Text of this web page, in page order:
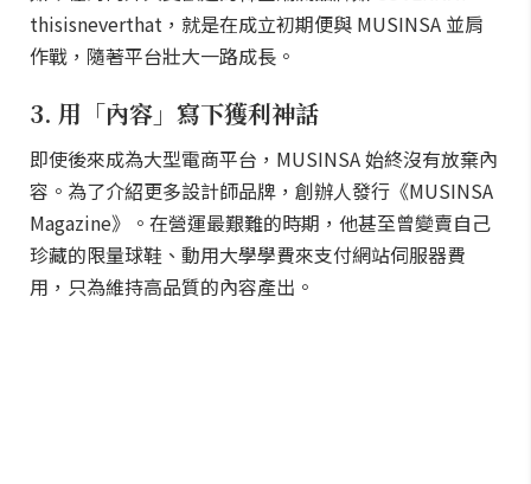
thisisneverthat，就是在成立初期便與 MUSINSA 並肩
作戰，隨著平台壯大一路成長。
3. 用「內容」寫下獲利神話
即使後來成為大型電商平台，MUSINSA 始終沒有放棄內
容。為了介紹更多設計師品牌，創辦人發行《MUSINSA
Magazine》。在營運最艱難的時期，他甚至曾變賣自己
珍藏的限量球鞋、動用大學學費來支付網站伺服器費
用，只為維持高品質的內容產出。